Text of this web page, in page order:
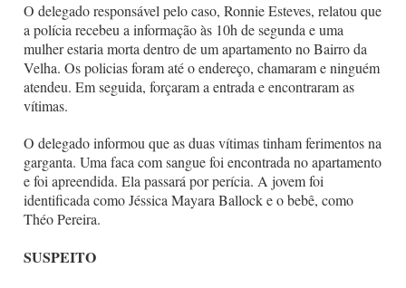
O delegado responsável pelo caso, Ronnie Esteves, relatou que
a polícia recebeu a informação às 10h de segunda e uma
mulher estaria morta dentro de um apartamento no Bairro da
Velha. Os policias foram até o endereço, chamaram e ninguém
atendeu. Em seguida, forçaram a entrada e encontraram as
vítimas.
O delegado informou que as duas vítimas tinham ferimentos na
garganta. Uma faca com sangue foi encontrada no apartamento
e foi apreendida. Ela passará por perícia. A jovem foi
identificada como Jéssica Mayara Ballock e o bebê, como
Théo Pereira.
SUSPEITO